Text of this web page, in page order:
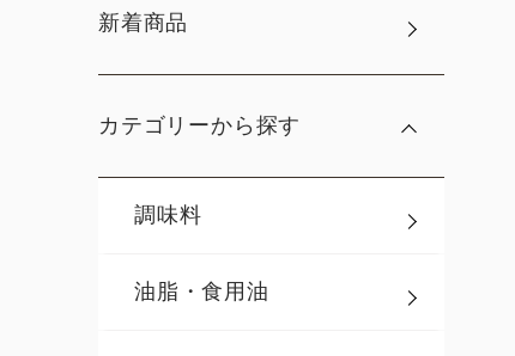
新着商品
カテゴリーから探す
調味料
油脂・食用油